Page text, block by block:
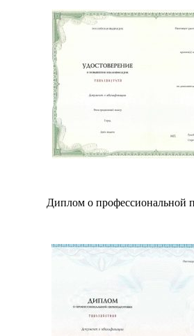
Диплом о профессиональной